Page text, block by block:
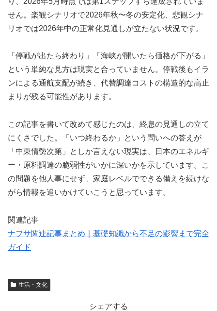
せん。楽観シナリオで2026年秋〜冬の安定化、悲観シナ
リオでは2026年中の正常化見通しが立たない状況です。
「停戦が出たら終わり」「海峡が開いたら価格が下がる」
という単純な見方は現実と合っていません。停戦後もイラ
ンによる通航支配が続き、代替調達コストの構造的な高止
まりが残る可能性があります。
この記事を書いて改めて感じたのは、終息の見通しの立て
にくさでした。「いつ終わるか」という問いへの答えが
「中東情勢次第」としか言えない現実は、日本のエネルギ
ー・原料調達の脆弱性がいかに深いかを示しています。こ
の問題を他人事にせず、家庭レベルでできる備えを続けな
がら情報を追いかけていこうと思っています。
関連記事
ナフサ関連記事まとめ｜基礎知識から不足の影響まで完全
ガイド
生活・文化
シェアする